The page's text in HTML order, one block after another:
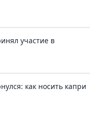
участие в
как носить капри